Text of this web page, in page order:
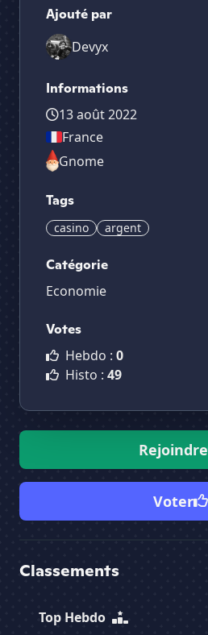
Ajouté par
Devyx
Informations
13 août 2022
France
Gnome
Tags
casino argent
Catégorie
Economie
Votes
Hebdo : 0
Histo : 49
Rejoindre
Voter
Classements
Top Hebdo